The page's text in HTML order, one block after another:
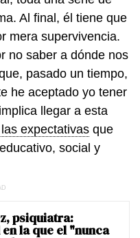
Al final, él tiene que
mera supervivencia.
no saber a dónde nos
pasado un tiempo,
he aceptado yo tener
llegar a esta
expectativas que
social y
psiquiatra:
la que el "nunca